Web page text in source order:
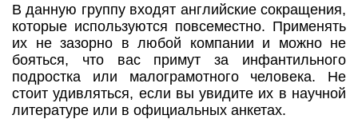
В данную группу входят английские сокращения,
которые используются повсеместно. Применять
их не зазорно в любой компании и можно не
бояться, что вас примут за инфантильного
подростка или малограмотного человека. Не
стоит удивляться, если вы увидите их в научной
литературе или в официальных анкетах.